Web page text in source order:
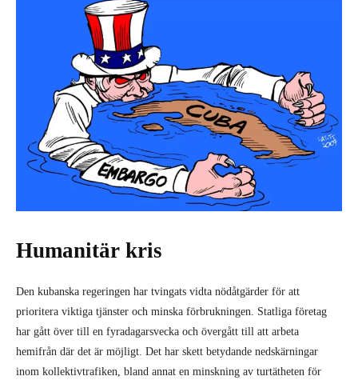
Humanitär kris
Den kubanska regeringen har tvingats vidta nödåtgärder för att
prioritera viktiga tjänster och minska förbrukningen. Statliga företag
har gått över till en fyradagarsvecka och övergått till att arbeta
hemifrån där det är möjligt. Det har skett betydande nedskärningar
inom kollektivtrafiken, bland annat en minskning av turtätheten för